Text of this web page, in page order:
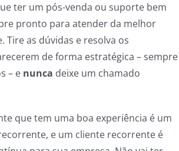
ter um pós-venda ou suporte bem
pronto para atender da melhor
Tire as dúvidas e resolva os
de forma estratégica – sempre
– e nunca deixe um chamado
que tem uma boa experiência é um
e um cliente recorrente é